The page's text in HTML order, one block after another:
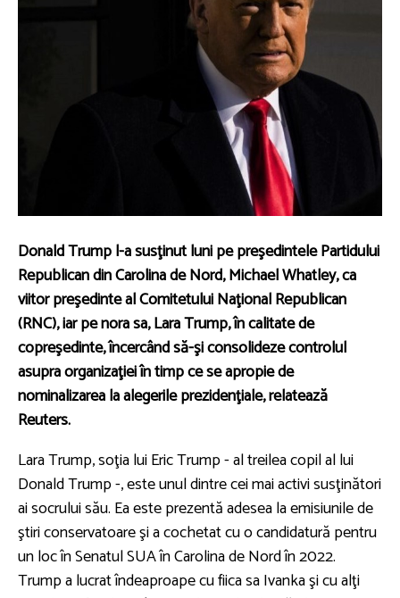
Donald Trump l-a susţinut luni pe preşedintele Partidului
Republican din Carolina de Nord, Michael Whatley, ca
viitor preşedinte al Comitetului Naţional Republican
(RNC), iar pe nora sa, Lara Trump, în calitate de
copreşedinte, încercând să-şi consolideze controlul
asupra organizaţiei în timp ce se apropie de
nominalizarea la alegerile prezidenţiale, relatează
Reuters.
Lara Trump, soţia lui Eric Trump - al treilea copil al lui
Donald Trump -, este unul dintre cei mai activi susţinători
ai socrului său. Ea este prezentă adesea la emisiunile de
ştiri conservatoare şi a cochetat cu o candidatură pentru
un loc în Senatul SUA în Carolina de Nord în 2022.
Trump a lucrat îndeaproape cu fiica sa Ivanka şi cu alţi